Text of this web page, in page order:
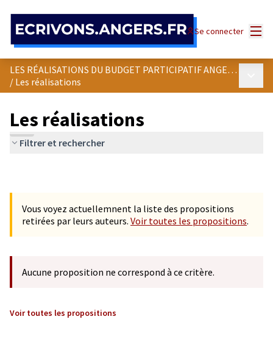
Se connecter
LES RÉALISATIONS DU BUDGET PARTICIPATIF ANGEVIN
/ Les réalisations
Les réalisations
Filtrer et rechercher
Vous voyez actuellemnent la liste des propositions
retirées par leurs auteurs. Voir toutes les propositions.
Aucune proposition ne correspond à ce critère.
Voir toutes les propositions